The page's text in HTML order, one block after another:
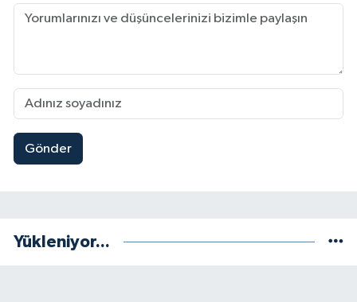
Gönder
Yükleniyor...